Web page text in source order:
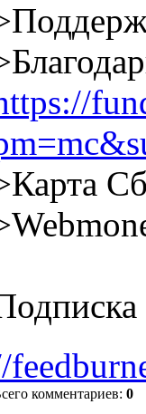
комментариев: 0